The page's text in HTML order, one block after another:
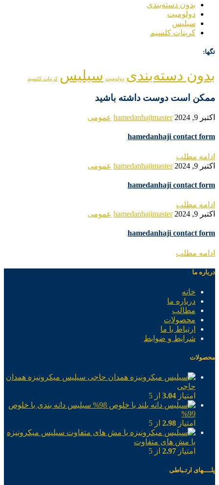
بدون دسته‌بندی
دولومیت
سیلیس
کربنات کلسیم
تگها:
بدون دسته‌بندی دولومیت سیلیس کربنات کلسیم
ممکن است دوست داشته باشید
اکتبر 9, 2024 hamedanhajimaster عمومی
hamedanhaji contact form
ادامه مطلب
اکتبر 9, 2024
hamedanhajimaster عمومی
hamedanhaji contact form
ادامه مطلب
اکتبر 9, 2024
hamedanhajimaster عمومی
hamedanhaji contact form
ادامه مطلب
درباره ما
خانه
درباره ما
مطالب
محصولات
ارتباط با ما
شرایط و ضوابط
محصولات
سیلیس میکرونیزه همدان
حاجی
امتیاز 3.04 از 5
سیلیس دانه بندی با خلوص
99%
امتیاز 2.98 از 5
سیلیس میکرونیزه
با مش های متفاوت
امتیاز 2.97 از 5
پلــــهای ارتـباطی